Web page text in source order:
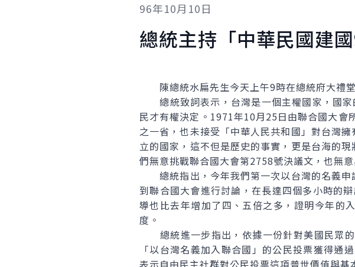
96年10月10日
總統主持「中華民國建國
陳總統水扁先生今天上午9時在總統府大禮
總統致詞表示，台灣是一個主權國家，國家
民才有權決定。1971年10月25日由聯合國大會
之一省，也未接受「中華人民共和國」對台灣
立的國家，這不但是歷史的事實，更是台海的
們無意挑戰聯合國大會第2758號決議文，也無
總統指出，今年我們第一次以台灣的名義申
到聯合國大會進行討論，在長達四個多小時的
導也比去年增加了四、五倍之多，證明今年的
度。
總統進一步指出，依據一份針對美國民眾的
「以台灣名義加入聯合國」的公民投票獲得通
表示自由民主社群對公民投票這項普世價值與基